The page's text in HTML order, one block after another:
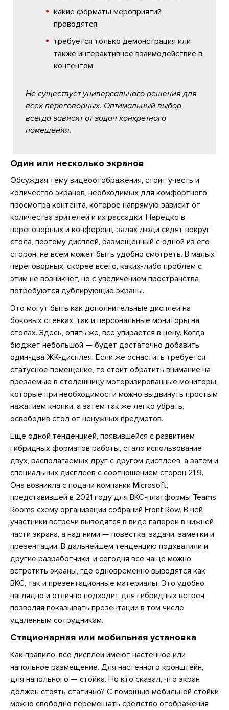
какие форматы мероприятий
проводятся;
требуется только демонстрация или
также интерактивное взаимодействие в
контентом.
Не существует универсального решения для
всех переговорных. Оптимальный выбор
всегда зависит от задач конкретного
помещения.
Один или несколько экранов
Обсуждая тему видеоотображения, стоит учесть и
количество экранов, необходимых для комфортного
просмотра контента, которое напрямую зависит от
количества зрителей и их рассадки. Нередко в
переговорных и конференц-залах люди сидят вокруг
стола, поэтому дисплей, размещенный с одной из его
сторон, не всем может быть удобно смотреть. В малых
переговорных, скорее всего, каких-либо проблем с
этим не возникнет, но с увеличением пространства
потребуются дублирующие экраны.
Это могут быть как дополнительные дисплеи на
боковых стенках, так и персональные мониторы на
столах. Здесь, опять же, все упирается в цену. Когда
бюджет небольшой — будет достаточно добавить
один-два ЖК-дисплея. Если же оснастить требуется
статусное помещение, то стоит обратить внимание на
врезаемые в столешницу моторизированные мониторы,
которые при необходимости можно выдвинуть простым
нажатием кнопки, а затем так же легко убрать,
освободив стол от ненужных предметов.
Еще одной тенденцией, появившейся с развитием
гибридных форматов работы, стало использование
двух, располагаемых друг с другом дисплеев, а затем и
специальных дисплеев с соотношением сторон 21:9.
Она возникла с подачи компании Microsoft,
представившей в 2021 году для ВКС-платформы Teams
Rooms схему организации собраний Front Row. В ней
участники встречи выводятся в виде галереи в нижней
части экрана, а над ними — повестка, задачи, заметки и
презентации. В дальнейшем тенденцию подхватили и
другие разработчики, и сегодня все чаще можно
встретить экраны, где одновременно выводятся как
ВКС, так и презентационные материалы. Это удобно,
наглядно и отлично подходит для гибридных встреч,
позволяя показывать презентации в том числе
удаленным сотрудникам.
Стационарная или мобильная установка
Как правило, все дисплеи имеют настенное или
напольное размещение. Для настенного кронштейн,
для напольного — стойка. Но кто сказал, что экран
должен стоять статично? С помощью мобильной стойки
можно свободно перемещать средство отображения